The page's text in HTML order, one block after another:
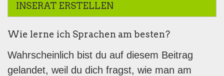
INSERAT ERSTELLEN
Wie lerne ich Sprachen am besten?
Wahrscheinlich bist du auf diesem Beitrag
gelandet, weil du dich fragst, wie man am